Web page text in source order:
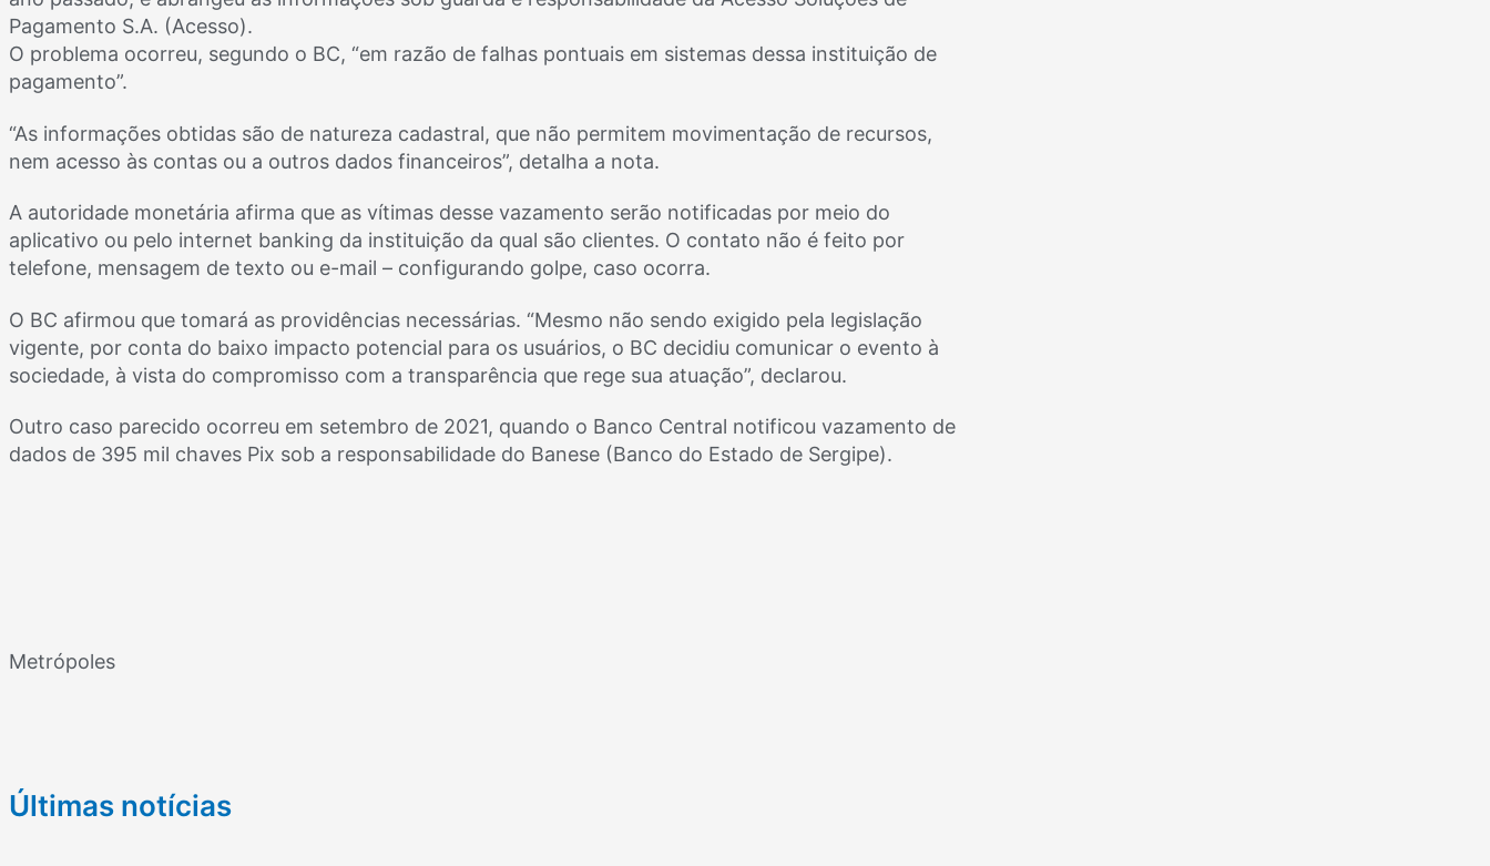
Pagamento S.A. (Acesso).
O problema ocorreu, segundo o BC, “em razão de falhas pontuais em sistemas dessa instituição de
pagamento”.
“As informações obtidas são de natureza cadastral, que não permitem movimentação de recursos,
nem acesso às contas ou a outros dados financeiros”, detalha a nota.
A autoridade monetária afirma que as vítimas desse vazamento serão notificadas por meio do
aplicativo ou pelo internet banking da instituição da qual são clientes. O contato não é feito por
telefone, mensagem de texto ou e-mail – configurando golpe, caso ocorra.
O BC afirmou que tomará as providências necessárias. “Mesmo não sendo exigido pela legislação
vigente, por conta do baixo impacto potencial para os usuários, o BC decidiu comunicar o evento à
sociedade, à vista do compromisso com a transparência que rege sua atuação”, declarou.
Outro caso parecido ocorreu em setembro de 2021, quando o Banco Central notificou vazamento de
dados de 395 mil chaves Pix sob a responsabilidade do Banese (Banco do Estado de Sergipe).
Metrópoles
Últimas notícias